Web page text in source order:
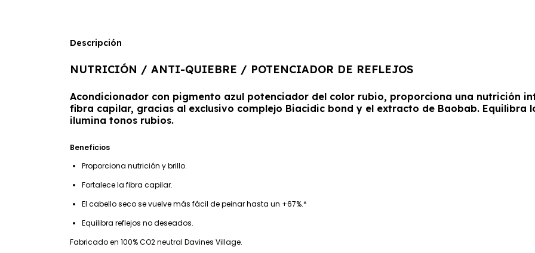
Descripción
NUTRICIÓN / ANTI-QUIEBRE / POTENCIADOR DE REFLEJOS
Acondicionador con pigmento azul potenciador del color rubio, proporciona una nutrición
fibra capilar, gracias al exclusivo complejo Biacidic bond y el extracto de Baobab. Equilibra
ilumina tonos rubios.
Beneficios
Proporciona nutrición y brillo.
Fortalece la fibra capilar.
El cabello seco se vuelve más fácil de peinar hasta un +67%.*
Equilibra reflejos no deseados.
Fabricado en 100% CO2 neutral Davines Village.